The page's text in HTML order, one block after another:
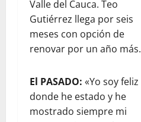
Valle del Cauca. Teo
Gutiérrez llega por seis
meses con opción de
renovar por un año más.
El PASADO: «Yo soy feliz
donde he estado y he
mostrado siempre mi